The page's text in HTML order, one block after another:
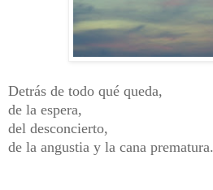
Detrás de todo qué queda,
de la espera,
del desconcierto,
de la angustia y la cana prematura.